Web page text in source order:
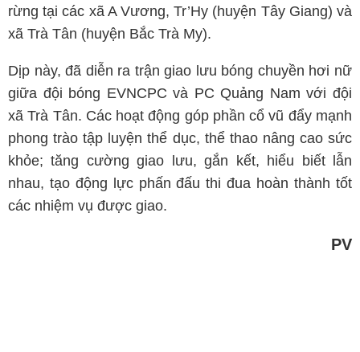
rừng tại các xã A Vương, Tr’Hy (huyện Tây Giang) và
xã Trà Tân (huyện Bắc Trà My).
Dịp này, đã diễn ra trận giao lưu bóng chuyền hơi nữ
giữa đội bóng EVNCPC và PC Quảng Nam với đội
xã Trà Tân. Các hoạt động góp phần cổ vũ đẩy mạnh
phong trào tập luyện thể dục, thể thao nâng cao sức
khỏe; tăng cường giao lưu, gắn kết, hiểu biết lẫn
nhau, tạo động lực phấn đấu thi đua hoàn thành tốt
các nhiệm vụ được giao.
PV